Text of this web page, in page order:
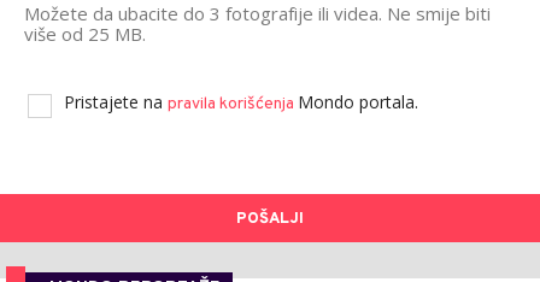
Možete da ubacite do 3 fotografije ili videa. Ne smije biti
više od 25 MB.
Pristajete na pravila korišćenja Mondo portala.
POŠALJI